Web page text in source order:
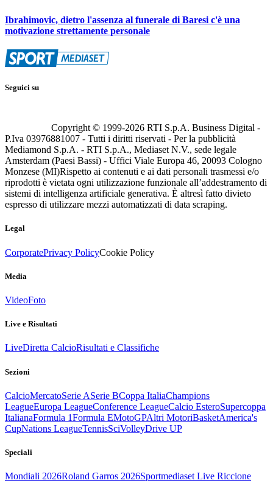
Ibrahimovic, dietro l'assenza al funerale di Baresi c'è una
motivazione strettamente personale
Seguici su
Copyright © 1999-2026 RTI S.p.A. Business Digital -
P.Iva 03976881007 - Tutti i diritti riservati - Per la pubblicità
Mediamond S.p.A. - RTI S.p.A., Mediaset N.V., sede legale
Amsterdam (Paesi Bassi) - Uffici Viale Europa 46, 20093 Cologno
Monzese (MI)Rispetto ai contenuti e ai dati personali trasmessi e/o
riprodotti è vietata ogni utilizzazione funzionale all’addestramento di
sistemi di intelligenza artificiale generativa. È altresì fatto divieto
espresso di utilizzare mezzi automatizzati di data scraping.
Legal
CorporatePrivacy PolicyCookie Policy
Media
VideoFoto
Live e Risultati
LiveDiretta CalcioRisultati e Classifiche
Sezioni
CalcioMercatoSerie ASerie BCoppa ItaliaChampions
LeagueEuropa LeagueConference LeagueCalcio EsteroSupercoppa
ItalianaFormula 1Formula EMotoGPAltri MotoriBasketAmerica's
CupNations LeagueTennisSciVolleyDrive UP
Speciali
Mondiali 2026Roland Garros 2026Sportmediaset Live Riccione